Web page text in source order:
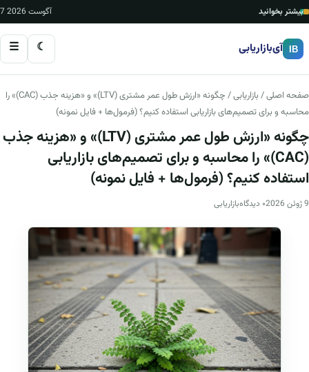
بیشتر بخوانید 7 آگوست 2026
IB آی‌بازاریابی ☾
☰
صفحه اصلی/بازاریابی
/ چگونه «ارزش طول عمر مشتری (LTV)» و «هزینه جذب (CAC)» را
محاسبه و برای تصمیم‌های بازاریابی استفاده کنیم؟ (فرمول‌ها + فایل نمونه)
چگونه «ارزش طول عمر مشتری (LTV)» و «هزینه جذب
(CAC)» را محاسبه و برای تصمیم‌های بازاریابی
استفاده کنیم؟ (فرمول‌ها + فایل نمونه)
9 ژوئن 2026 ۰ دیدگاه بازاریابی